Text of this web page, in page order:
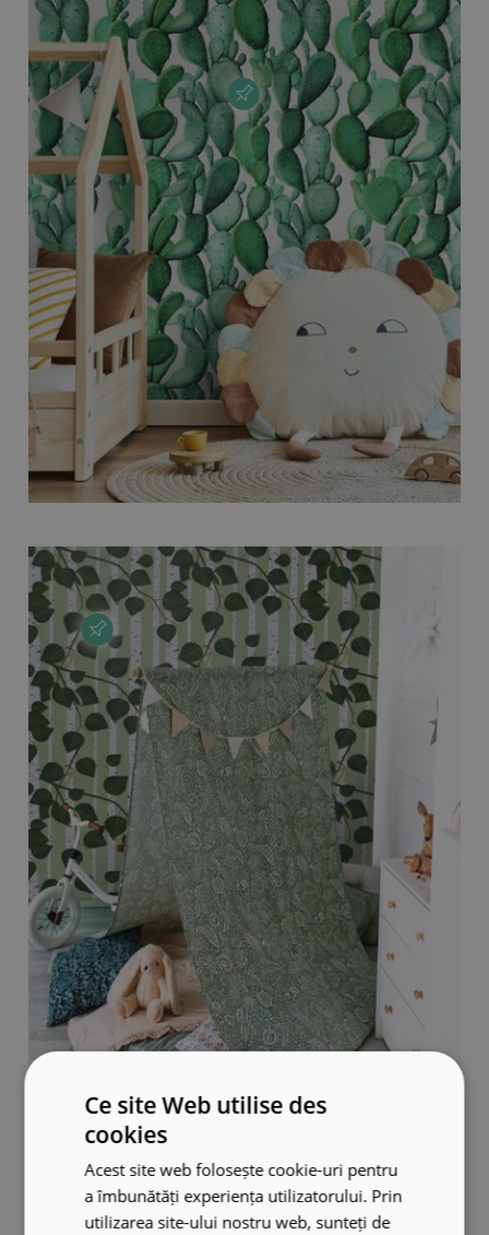
Papier peint pour chambre d'enfant
cartes et espace
Un papier peint représentant une carte est un
excellent moyen d'initier les enfants au monde
Ce site Web utilise des
cookies
Acest site web folosește cookie-uri pentru
a îmbunătăți experiența utilizatorului. Prin
utilizarea site-ului nostru web, sunteți de